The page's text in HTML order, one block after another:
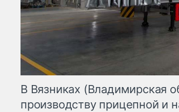
В Вязниках (Владимирская
производству прицепной и